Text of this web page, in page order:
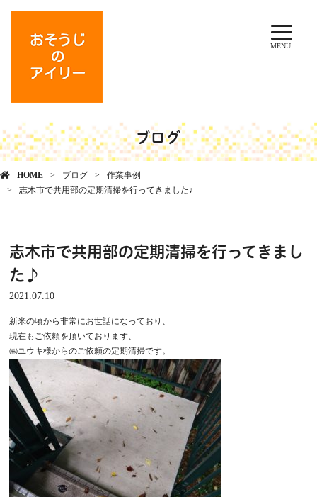
MENU
ブログ
HOME ブログ
作業事例
志木市で共用部の定期清掃を行ってきました♪
志木市で共用部の定期清掃を行ってきまし
た♪
2021.07.10
新米の頃から非常にお世話になっており、
現在もご依頼を頂いております、
㈱ユウキ様からのご依頼の定期清掃です。